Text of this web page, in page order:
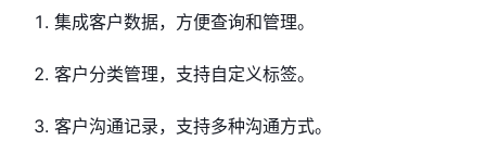
集成客户数据，方便查询和管理。
客户分类管理，支持自定义标签。
客户沟通记录，支持多种沟通方式。